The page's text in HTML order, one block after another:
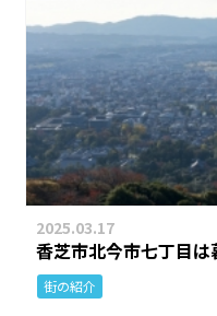
2025.03.17
香芝市北今市七丁目
街の紹介